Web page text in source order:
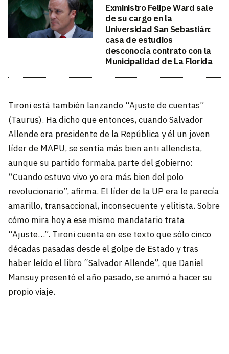
Exministro Felipe Ward sale
de su cargo en la
Universidad San Sebastián:
casa de estudios
desconocía contrato con la
Municipalidad de La Florida
Tironi está también lanzando “Ajuste de cuentas”
(Taurus). Ha dicho que entonces, cuando Salvador
Allende era presidente de la República y él un joven
líder de MAPU, se sentía más bien anti allendista,
aunque su partido formaba parte del gobierno:
“Cuando estuvo vivo yo era más bien del polo
revolucionario”, afirma. El líder de la UP era le parecía
amarillo, transaccional, inconsecuente y elitista. Sobre
cómo mira hoy a ese mismo mandatario trata
“Ajuste…”. Tironi cuenta en ese texto que sólo cinco
décadas pasadas desde el golpe de Estado y tras
haber leído el libro “Salvador Allende”, que Daniel
Mansuy presentó el año pasado, se animó a hacer su
propio viaje.